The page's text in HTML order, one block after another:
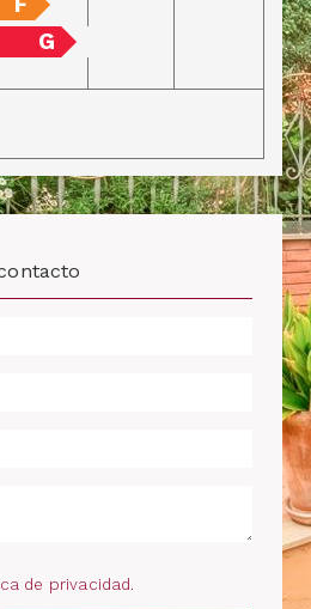
G
de privacidad.